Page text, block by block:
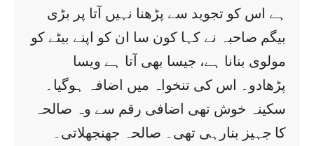
ہے اس کو تجوید سے پڑھنا نہیں آتا پر بڑی
بیگم صاحبہ نے کہا کون سا ان کو اپنے بیٹے کو
مولوی بنانا ہے، جیسا بھی آتا ہے ویسا
پڑھادو۔ اس کی تنخواہ میں اضافہ ہوگیا۔
سکینہ خوش تھی اضافی رقم سے وہ صالحہ
کا جہیز بنارہی تھی۔ صالحہ جھنجھلاتی۔